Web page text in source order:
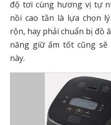
độ tơi cùng hương vị tự
nồi cao tần là lựa chọn
rộn, hay phải chuẩn bị đồ
năng giữ ấm tốt cũng
này.